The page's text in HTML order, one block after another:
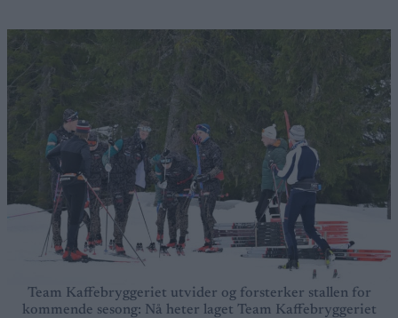
Team Kaffebryggeriet utvider og forsterker stallen for
kommende sesong: Nå heter laget Team Kaffebryggeriet